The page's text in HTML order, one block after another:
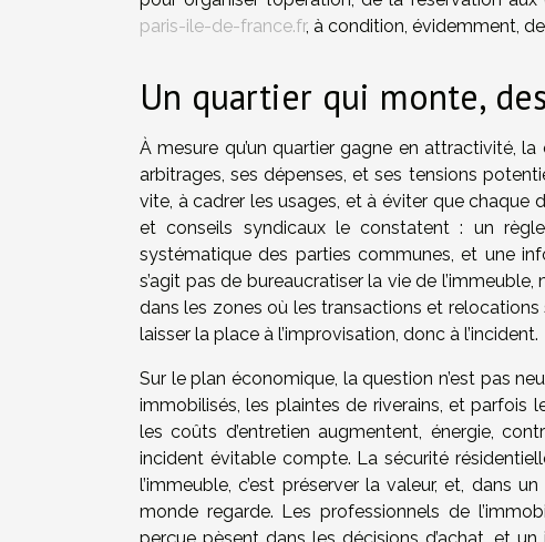
paris-ile-de-france.fr, à condition, évidemment,
Un quartier qui monte,
À mesure qu’un quartier gagne en attractivité,
arbitrages, ses dépenses, et ses tensions
vite, à cadrer les usages, et à éviter que chaque
et conseils syndicaux le constatent : un
systématique des parties communes, et une
s’agit pas de bureaucratiser la vie de
dans les zones où les transactions et
laisser la place à l’improvisation, donc à l’incident.
Sur le plan économique, la question n’est pas
immobilisés, les plaintes de riverains, et parfois
les coûts d’entretien augmentent, énergie,
incident évitable compte. La sécurité
l’immeuble, c’est préserver la valeur, et, dans
monde regarde. Les professionnels de
perçue pèsent dans les décisions d’achat, et